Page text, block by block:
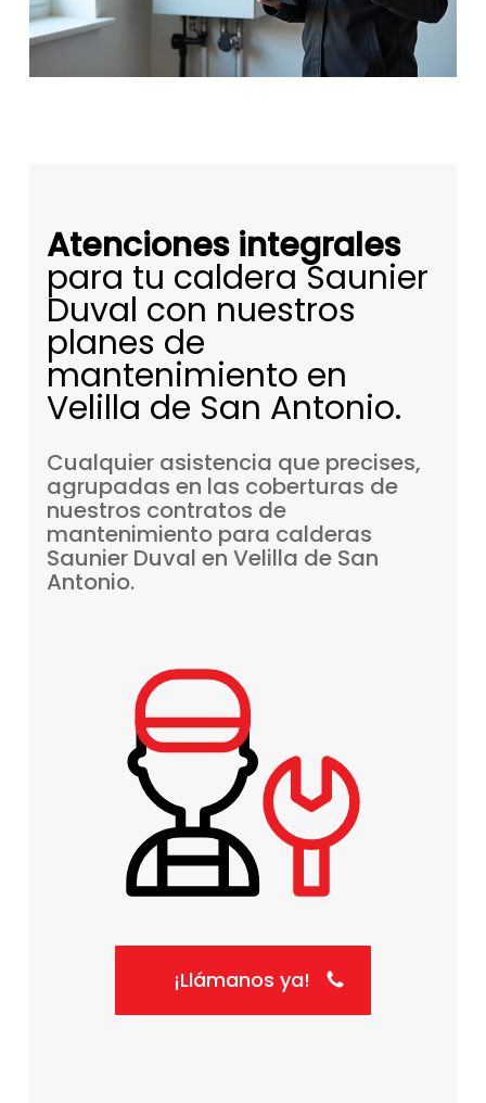
Atenciones integrales
para tu caldera Saunier
Duval con nuestros
planes de
mantenimiento en
Velilla de San Antonio.
Cualquier asistencia que precises,
agrupadas en las coberturas de
nuestros contratos de
mantenimiento para calderas
Saunier Duval en Velilla de San
Antonio.
¡Llámanos ya!